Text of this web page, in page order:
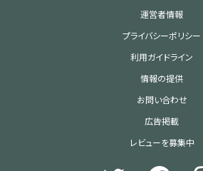
運営者情報
プライバシーポリシー
利用ガイドライン
情報の提供
お問い合わせ
広告掲載
レビューを募集中